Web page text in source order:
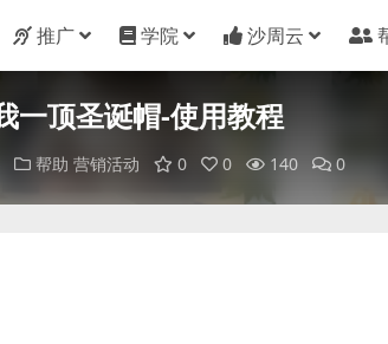
推广 学院 沙周云
一顶圣诞帽-使用教程
帮助 营销活动 0 0 140 0